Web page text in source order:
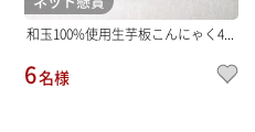
和玉100%使用生芋板こんにゃく4...
6名様